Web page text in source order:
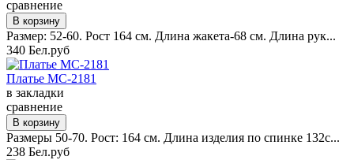
сравнение
Размер: 52-60. Рост 164 см. Длина жакета-68 см. Длина рук...
340 Бел.руб
Платье MC-2181
в закладки
сравнение
Размеры 50-70. Рост: 164 см. Длина изделия по спинке 132с...
238 Бел.руб